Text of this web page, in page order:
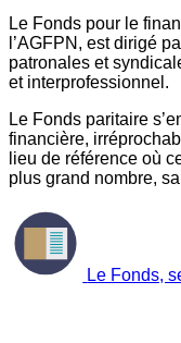
Le Fonds pour le
l’AGFPN, est dirigé
patronales et
et interprofessionnel.
Le Fonds paritaire
financière,
lieu de référence où
plus grand nombre,
Le Fonds,